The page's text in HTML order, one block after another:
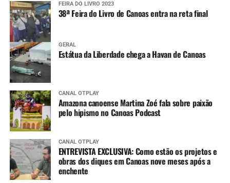
FEIRA DO LIVRO 2023
38ª Feira do Livro de Canoas entra na reta final
GERAL
Estátua da Liberdade chega a Havan de Canoas
CANAL OTPLAY
Amazona canoense Martina Zoé fala sobre paixão
pelo hipismo no Canoas Podcast
CANAL OTPLAY
ENTREVISTA EXCLUSIVA: Como estão os projetos e
obras dos diques em Canoas nove meses após a
enchente